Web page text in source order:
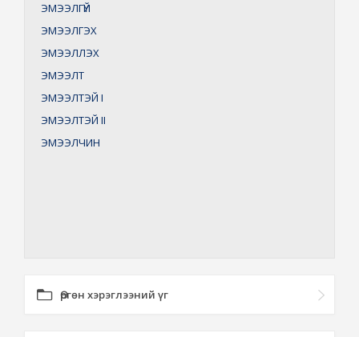
ЭМЭЭЛГҮЙ
ЭМЭЭЛГЭХ
ЭМЭЭЛЛЭХ
ЭМЭЭЛТ
ЭМЭЭЛТЭЙ I
ЭМЭЭЛТЭЙ II
ЭМЭЭЛЧИН
Өргөн хэрэглээний үг